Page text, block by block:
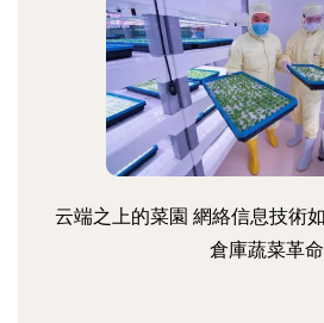
云端之上的菜園 網絡信息技術
倉庫蔬菜革命